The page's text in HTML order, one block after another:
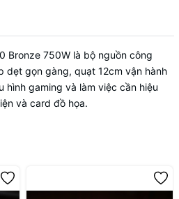
Bronze 750W là bộ nguồn công
dẹt gọn gàng, quạt 12cm vận hành
gaming và làm việc cần hiệu
và card đồ họa.